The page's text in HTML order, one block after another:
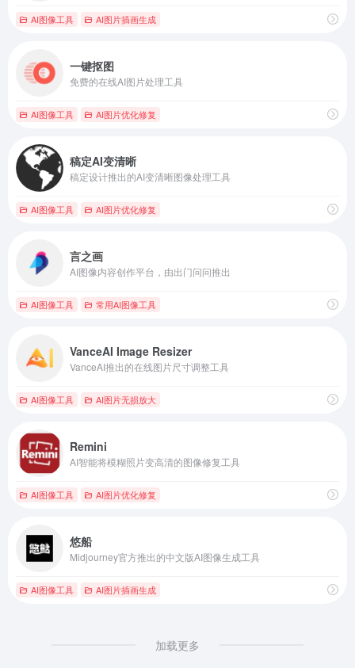
AI图像工具 AI图片插画生成
一键抠图
免费的在线AI图片处理工具
AI图像工具 AI图片优化修复
稿定AI变清晰
稿定设计推出的AI变清晰图像处理工具
AI图像工具 AI图片优化修复
言之画
AI图像内容创作平台，由出门问问推出
AI图像工具 常用AI图像工具
VanceAI Image Resizer
VanceAI推出的在线图片尺寸调整工具
AI图像工具 AI图片无损放大
Remini
AI智能将模糊照片变高清的图像修复工具
AI图像工具 AI图片优化修复
悠船
Midjourney官方推出的中文版AI图像生成工具
AI图像工具 AI图片插画生成
加载更多